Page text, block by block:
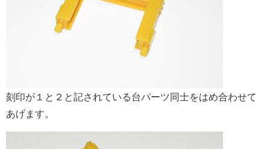
刻印が１と２と記されている台パーツ同士をはめ合わせて
あげます。